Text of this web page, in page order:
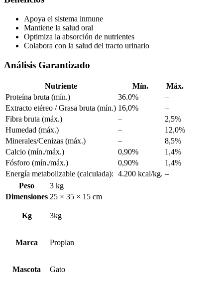
Apoya el sistema inmune
Mantiene la salud oral
Optimiza la absorción de nutrientes
Colabora con la salud del tracto urinario
Análisis Garantizado
Nutriente Mín.
Máx.
Proteína bruta (mín.)
36.0%
–
Extracto etéreo / Grasa bruta (mín.) 16,0%
–
Fibra bruta (máx.)
–
2,5%
Humedad (máx.)
–
12,0%
Minerales/Cenizas (máx.)
–
8,5%
Calcio (mín./máx.)
0,90%
1,4%
Fósforo (mín./máx.)
0,90%
1,4%
Energía metabolizable (calculada): 4.200 kcal/kg. –
Peso
3 kg
Dimensiones 25 × 35 × 15 cm
Kg 3kg
Marca Proplan
Mascota Gato